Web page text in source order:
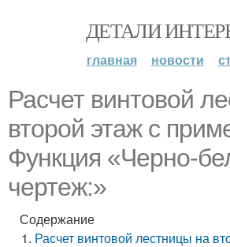
ДЕТАЛИ
главная новости
Расчет винтовой
второй этаж с
Функция «Черно-
чертеж:»
Содержание
Расчет винтовой лестницы на